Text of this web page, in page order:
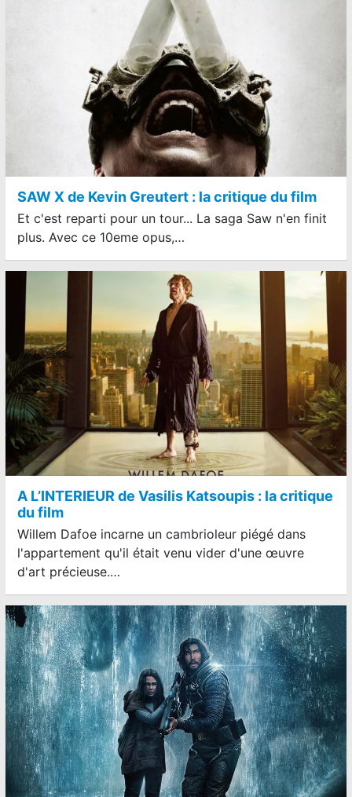
SAW X de Kevin Greutert : la critique du film
Et c'est reparti pour un tour... La saga Saw n'en finit
plus. Avec ce 10eme opus,…
A L’INTERIEUR de Vasilis Katsoupis : la critique
du film
Willem Dafoe incarne un cambrioleur piégé dans
l'appartement qu'il était venu vider d'une œuvre
d'art précieuse.…